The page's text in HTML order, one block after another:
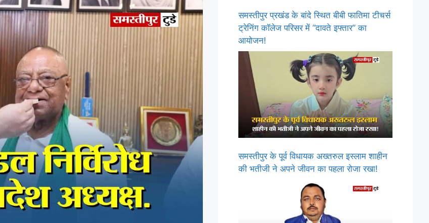
समस्तीपुर प्रखंड के बांदे स्थित बीबी फातिमा टीचर्स
ट्रेनिंग कॉलेज परिसर में “दावते इफ्तार” का
आयोजन!
समस्तीपुर के पूर्व विधायक अख्तरुल इस्लाम शाहीन
की भतीजी ने अपने जीवन का पहला रोजा रखा!